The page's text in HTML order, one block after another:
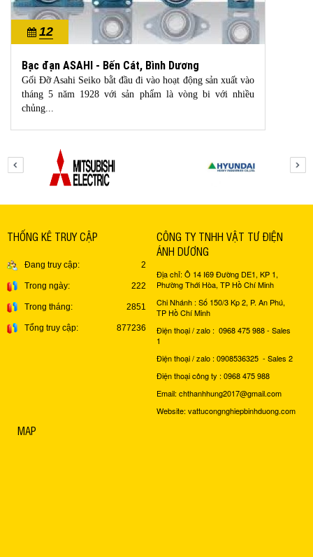
12
10/2022
Bạc đạn ASAHI - Bến Cát, Bình Dương
Gối Đỡ Asahi Seiko bằt đầu đi vào hoạt động sản xuất vào
tháng 5 năm 1928 với sản phẩm là vòng bi với nhiều
chủng...
THỐNG KÊ TRUY CẬP
Đang truy cập: 2
Trong ngày: 222
Trong tháng: 2851
Tổng truy cập: 877236
CÔNG TY TNHH VẬT TƯ ĐIỆN
ÁNH DƯƠNG
Địa chỉ: Ô 14 I69 Đường DE1, KP 1,
Phường Thới Hòa, TP Hồ Chí Minh
Chi Nhánh : Số 150/3 Kp 2, P. An Phú,
TP Hồ Chí Minh
Điện thoại / zalo : 0968 475 988 - Sales
1
Điện thoại / zalo : 0908536325 - Sales 2
Điện thoại công ty : 0968 475 988
Email: chthanhhung2017@gmail.com
Website: vattucongnghiepbinhduong.com
MAP